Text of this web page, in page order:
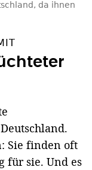
da ihnen
Sie finden oft
für sie. Und es